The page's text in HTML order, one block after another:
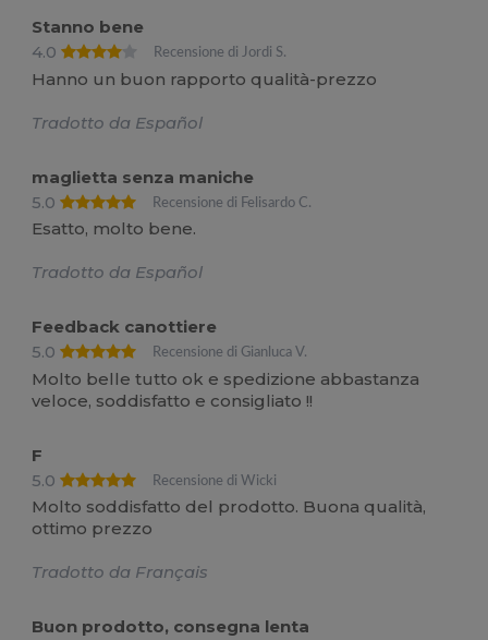
Stanno bene
4.0
Recensione di Jordi S.
Hanno un buon rapporto qualità-prezzo
Tradotto da Español
maglietta senza maniche
5.0
Recensione di Felisardo C.
Esatto, molto bene.
Tradotto da Español
Feedback canottiere
5.0
Recensione di Gianluca V.
Molto belle tutto ok e spedizione abbastanza
veloce, soddisfatto e consigliato !!
F
5.0
Recensione di Wicki
Molto soddisfatto del prodotto. Buona qualità,
ottimo prezzo
Tradotto da Français
Buon prodotto, consegna lenta